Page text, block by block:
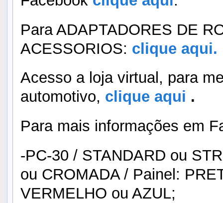
Para ADAPTADORES DE
ACESSORIOS: clique aqui.
Acesso a loja virtual, para
automotivo, clique aqui .
Para mais informações em
-PC-30 / STANDARD ou
ou CROMADA / Painel:
VERMELHO ou AZUL;